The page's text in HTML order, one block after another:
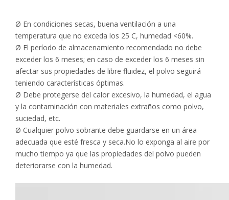
Ø En condiciones secas, buena ventilación a una
temperatura que no exceda los 25 C, humedad <60%.
Ø El período de almacenamiento recomendado no debe
exceder los 6 meses; en caso de exceder los 6 meses sin
afectar sus propiedades de libre fluidez, el polvo seguirá
teniendo características óptimas.
Ø Debe protegerse del calor excesivo, la humedad, el agua
y la contaminación con materiales extraños como polvo,
suciedad, etc.
Ø Cualquier polvo sobrante debe guardarse en un área
adecuada que esté fresca y seca.No lo exponga al aire por
mucho tiempo ya que las propiedades del polvo pueden
deteriorarse con la humedad.